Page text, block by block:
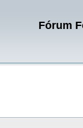
Fórum